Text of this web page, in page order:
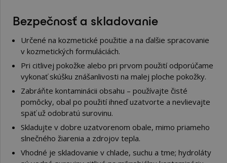
Bezpečnosť a skladovanie
Určené na kozmetické použitie a na ďalšie spracovanie
v kozmetických formuláciách.
Pri citlivej pokožke alebo pri prvom použití odporúčame
vykonať skúšku znášanlivosti na malej ploche pokožky.
Zabráňte kontaminácii obsahu – používajte čisté
pomôcky, obal po použití ihneď uzatvorte a nevlievajte
späť už odobratú surovinu.
Skladujte v dobre uzatvorenom obale, mimo priameho
slnečného žiarenia a zdrojov tepla.
Vhodné je skladovanie v chlade, suchu a tme; hydroláty